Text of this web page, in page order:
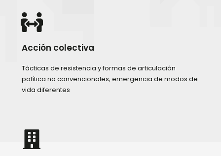
Acción colectiva
Tácticas de resistencia y formas de articulación
política no convencionales; emergencia de modos de
vida diferentes